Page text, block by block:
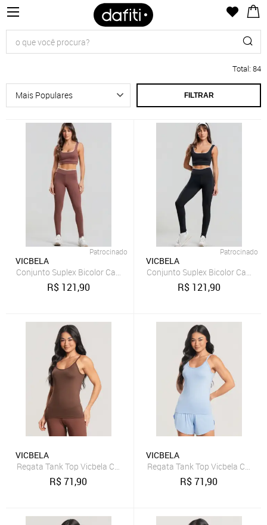
Total: 84
FILTRAR
Patrocinado
VICBELA
Conjunto Suplex Bicolor Calça + Top Regata Marrom
R$ 121,90
Patrocinado
VICBELA
Conjunto Suplex Bicolor Calça +
R$ 121,90
VICBELA
Regata Tank Top Vicbela Camiseta Fitness Alça Fina Academia
R$71,90
VICBELA
Regata Tank Top Vicbela
R$71,90